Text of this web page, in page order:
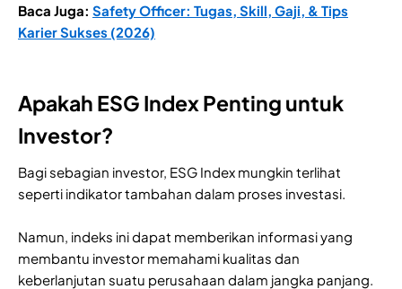
Baca Juga: Safety Officer: Tugas, Skill, Gaji, & Tips
Karier Sukses (2026)
Apakah ESG Index Penting untuk
Investor?
Bagi sebagian investor, ESG Index mungkin terlihat
seperti indikator tambahan dalam proses investasi.
Namun, indeks ini dapat memberikan informasi yang
membantu investor memahami kualitas dan
keberlanjutan suatu perusahaan dalam jangka panjang.